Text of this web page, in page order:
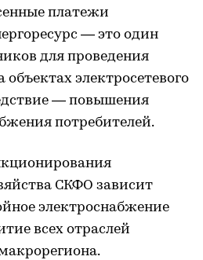
платежи
— это один
для проведения
электросетевого
— повышения
потребителей.
СКФО зависит
электроснабжение
всех отраслей